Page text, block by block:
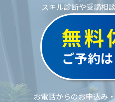
スキル診断や受講相
無料
ご予約
お電話からのお申込み